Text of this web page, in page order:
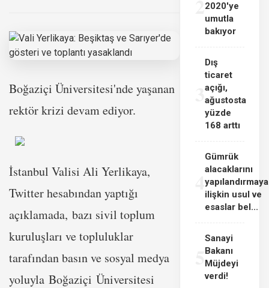
Boğaziçi Üniversitesi'nde yaşanan
rektör krizi devam ediyor.
İstanbul Valisi Ali Yerlikaya,
Twitter hesabından yaptığı
açıklamada, bazı sivil toplum
kuruluşları ve topluluklar
tarafından basın ve sosyal medya
yoluyla Boğaziçi Üniversitesi
2020'ye
umutla
bakıyor
3
Dış
ticaret
açığı,
ağustosta
yüzde
168 arttı
4
Gümrük
alacaklarını
yapılandırmaya
ilişkin usul ve
esaslar bel...
Sanayi
Bakanı
Müjdeyi
verdi!